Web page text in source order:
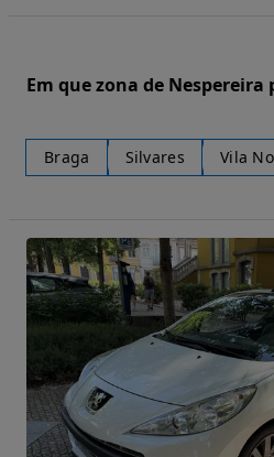
Em que zona de Nespereira
Braga Silvares Vila